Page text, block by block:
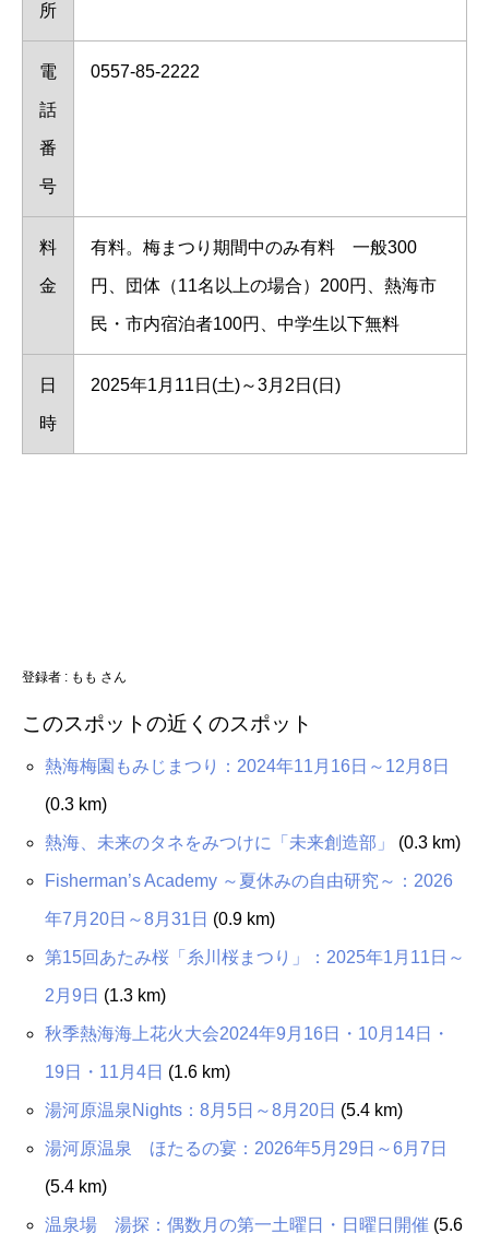
所
電
話
番
号
0557-85-2222
料
金
有料。梅まつり期間中のみ有料 一般300
円、団体（11名以上の場合）200円、熱海市
民・市内宿泊者100円、中学生以下無料
日
時
2025年1月11日(土)～3月2日(日)
登録者 : もも さん
このスポットの近くのスポット
熱海梅園もみじまつり：2024年11月16日～12月8日
(0.3 km)
熱海、未来のタネをみつけに「未来創造部」 (0.3 km)
Fisherman’s Academy ～夏休みの自由研究～：2026
年7月20日～8月31日 (0.9 km)
第15回あたみ桜「糸川桜まつり」：2025年1月11日～
2月9日 (1.3 km)
秋季熱海海上花火大会2024年9月16日・10月14日・
19日・11月4日 (1.6 km)
湯河原温泉Nights：8月5日～8月20日 (5.4 km)
湯河原温泉 ほたるの宴：2026年5月29日～6月7日
(5.4 km)
温泉場 湯探：偶数月の第一土曜日・日曜日開催 (5.6